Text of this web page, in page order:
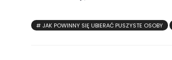
JAK POWINNY SIĘ UBIERAĆ PUSZYSTE OSOBY